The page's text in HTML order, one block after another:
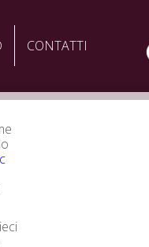
CONTATTI